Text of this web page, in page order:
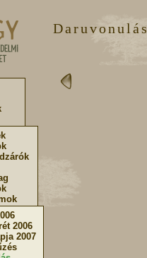
2006
2007
Daruvonulás